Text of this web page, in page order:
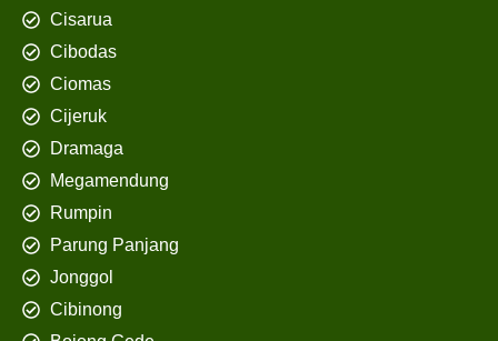
Cisarua
Cibodas
Ciomas
Cijeruk
Dramaga
Megamendung
Rumpin
Parung Panjang
Jonggol
Cibinong